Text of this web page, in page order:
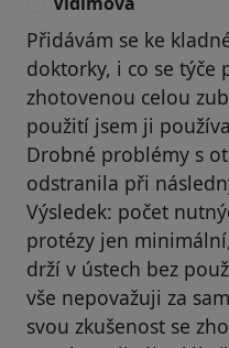
Přidávám se ke
doktorky, i co se týče
zhotovenou celou
použití jsem ji
Drobné problémy s
odstranila při
Výsledek: počet
protézy jen
drží v ústech bez
vše nepovažuji za
svou zkušenost se